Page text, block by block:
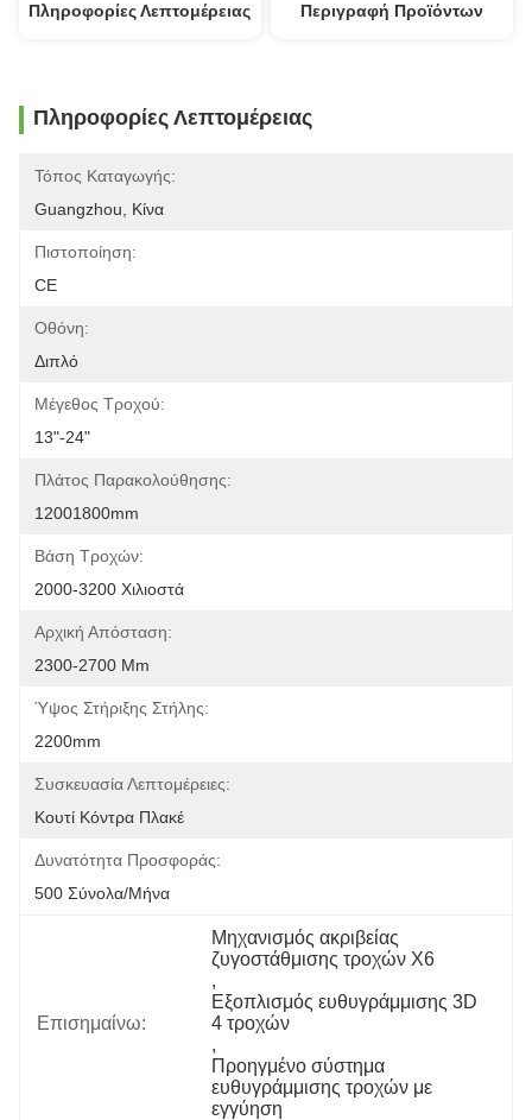
Πληροφορίες Λεπτομέρειας Περιγραφή Προϊόντων
Πληροφορίες Λεπτομέρειας
Τόπος Καταγωγής:
Guangzhou, Κίνα
Πιστοποίηση:
CE
Οθόνη:
Διπλό
Μέγεθος Τροχού:
13"-24"
Πλάτος Παρακολούθησης:
12001800mm
Βάση Τροχών:
2000-3200 Χιλιοστά
Αρχική Απόσταση:
2300-2700 Mm
Ύψος Στήριξης Στήλης:
2200mm
Συσκευασία Λεπτομέρειες:
Κουτί Κόντρα Πλακέ
Δυνατότητα Προσφοράς:
500 Σύνολα/μήνα
Επισημαίνω:
Μηχανισμός ακριβείας
ζυγοστάθμισης τροχών X6
,
Εξοπλισμός ευθυγράμμισης 3D
4 τροχών
,
Προηγμένο σύστημα
ευθυγράμμισης τροχών με
εγγύηση